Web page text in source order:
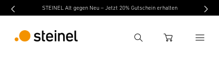
STEINEL Alt gegen Neu – Jetzt 20% Gutschein erhalten
Suche WARENKORB